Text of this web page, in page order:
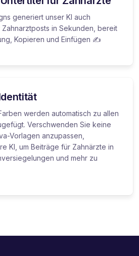
generiert unser KI auch
in Sekunden, bereit
Kopieren und Einfügen ✍️
werden automatisch zu allen
Verschwenden Sie keine
Vorlagen anzupassen,
KI, um Beiträge für Zahnärzte in
und mehr zu